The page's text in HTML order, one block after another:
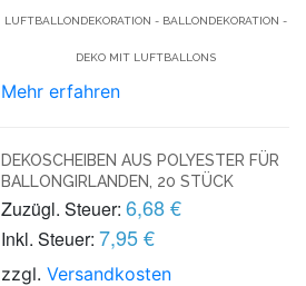
LUFTBALLONDEKORATION - BALLONDEKORATION -
DEKO MIT LUFTBALLONS
Mehr erfahren
DEKOSCHEIBEN AUS POLYESTER FÜR
BALLONGIRLANDEN, 20 STÜCK
Zuzügl. Steuer: 6,68 €
Inkl. Steuer: 7,95 €
zzgl.Versandkosten